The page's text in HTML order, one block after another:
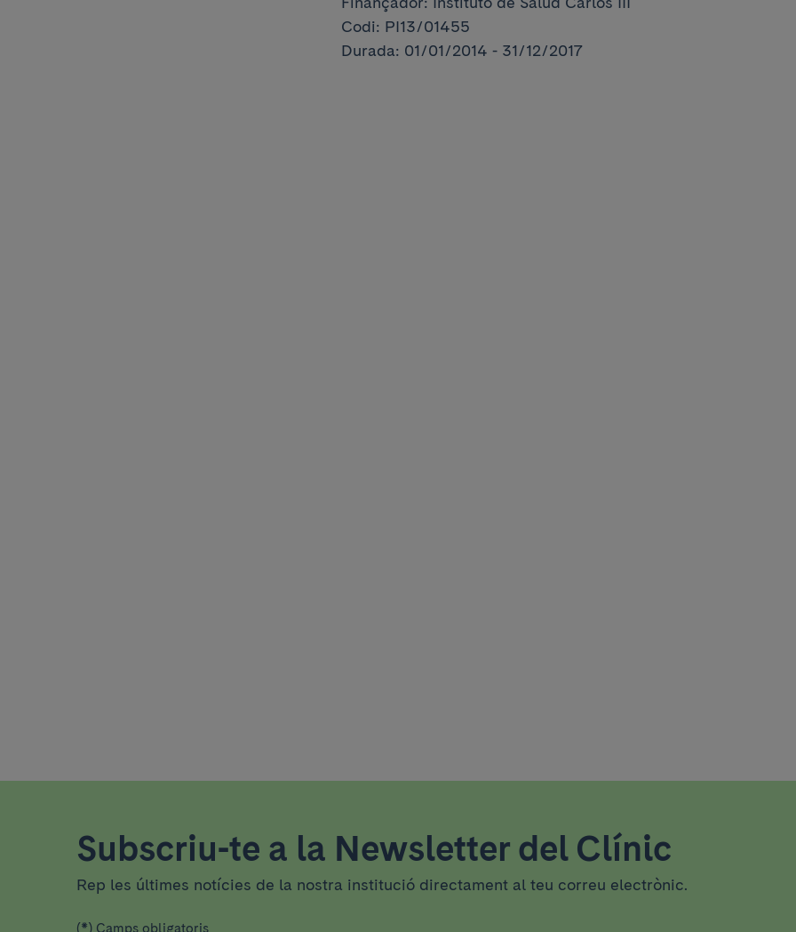
Codi: PI13/01455
Durada: 01/01/2014 - 31/12/2017
Subscriu-te a la Newsletter del Clínic
Rep les últimes notícies de la nostra institució directament al teu correu electrònic.
(*) Camps obligatoris